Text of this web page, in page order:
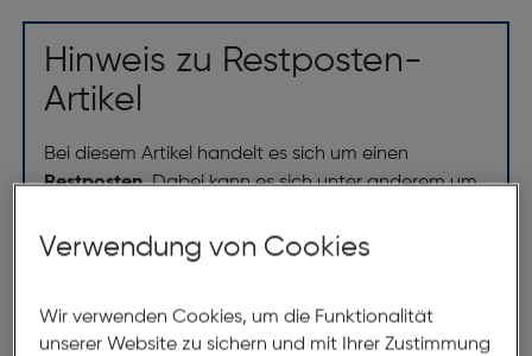
Hinweis zu Restposten-
Artikel
Bei diesem Artikel handelt es sich um einen
Restposten. Dabei kann es sich unter anderem um
Produkt ohne Originalverpackung handeln. Alle
sorgfältig geprüft
Gewährleistungverkauft.
Verwendung von Cookies
Wir verwenden Cookies, um die Funktionalität
unserer Website zu sichern und mit Ihrer Zustimmung